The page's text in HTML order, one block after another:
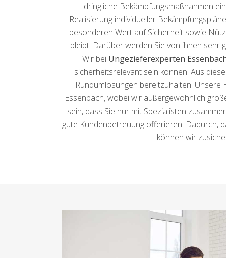
dringliche Bekämpfungsmaßnahmen
Realisierung individueller
besonderen Wert auf Sicherheit sowie
bleibt. Darüber werden Sie von ihnen sehr
Wir bei Ungezieferexperten
sicherheitsrelevant sein können. Aus
Rundumlösungen bereitzuhalten.
Essenbach, wobei wir außergewöhnlich
sein, dass Sie nur mit Spezialisten
gute Kundenbetreuung offerieren. Dadurch,
können wir